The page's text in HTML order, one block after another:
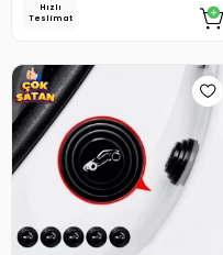
Hızlı
Teslimat